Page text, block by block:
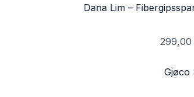
Dana Lim –
299,00